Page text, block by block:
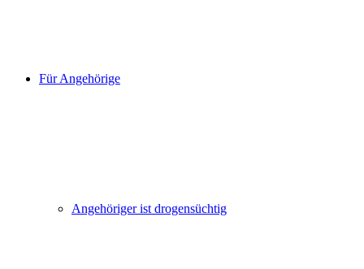
Für Angehörige
Angehöriger ist drogensüchtig